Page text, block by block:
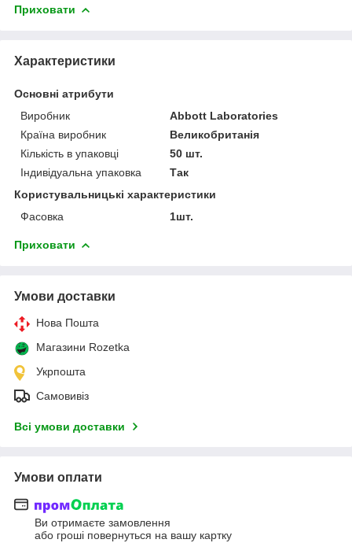
Приховати
Характеристики
Основні атрибути
Виробник
Abbott Laboratories
Країна виробник
Великобританія
Кількість в упаковці
50 шт.
Індивідуальна упаковка
Так
Користувальницькі характеристики
Фасовка
1шт.
Приховати
Умови доставки
Нова Пошта
Магазини Rozetka
Укрпошта
Самовивіз
Всі умови доставки
Умови оплати
Ви отримаєте замовлення
або гроші повернуться на вашу картку